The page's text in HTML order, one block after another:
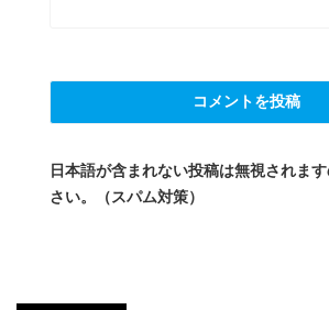
日本語が含まれない投稿は無視されま
さい。（スパム対策）